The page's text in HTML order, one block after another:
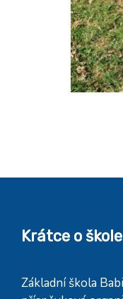
Krátce o škole
Základní škola